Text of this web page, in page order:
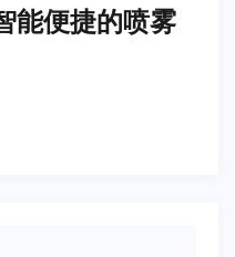
便捷的喷雾